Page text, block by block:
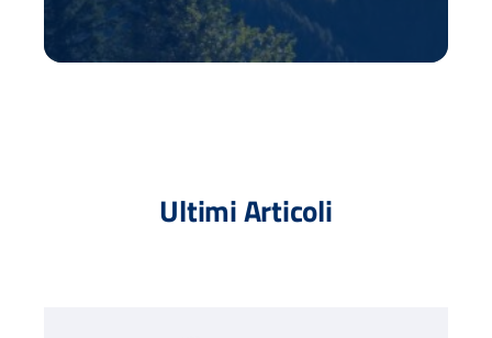
Ultimi Articoli